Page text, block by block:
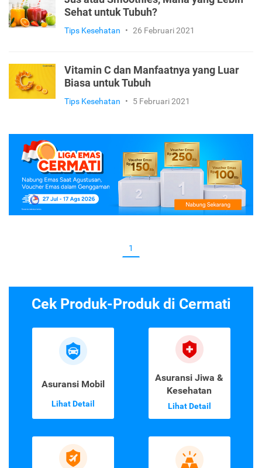
Sehat untuk Tubuh?
Tips Kesehatan • 26 Februari 2021
Vitamin C dan Manfaatnya yang Luar
Biasa untuk Tubuh
Tips Kesehatan • 5 Februari 2021
1
Cek Produk-Produk di Cermati
Asuransi Mobil
Lihat Detail
Asuransi Jiwa &
Kesehatan
Lihat Detail